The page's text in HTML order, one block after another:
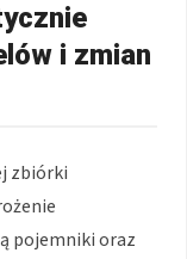
i zmian
zbiórki
pojemniki oraz